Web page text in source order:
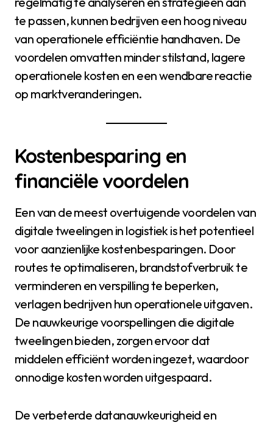
te passen, kunnen bedrijven een hoog niveau
van operationele efficiëntie handhaven. De
voordelen omvatten minder stilstand, lagere
operationele kosten en een wendbare reactie
op marktveranderingen.
Kostenbesparing en
financiële voordelen
Een van de meest overtuigende voordelen van
digitale tweelingen in logistiek is het potentieel
voor aanzienlijke kostenbesparingen. Door
routes te optimaliseren, brandstofverbruik te
verminderen en verspilling te beperken,
verlagen bedrijven hun operationele uitgaven.
De nauwkeurige voorspellingen die digitale
tweelingen bieden, zorgen ervoor dat
middelen efficiënt worden ingezet, waardoor
onnodige kosten worden uitgespaard.
De verbeterde datanauwkeurigheid en